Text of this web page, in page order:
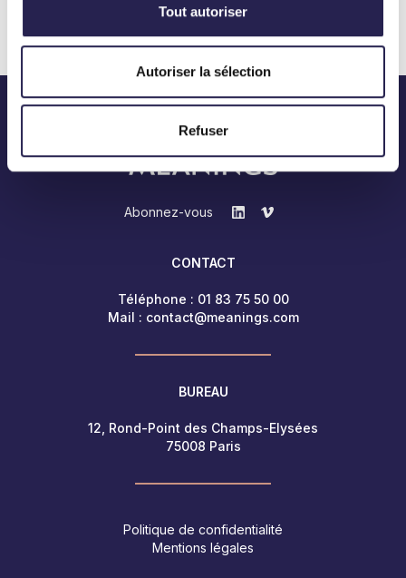
Tout autoriser
Autoriser la sélection
Refuser
Abonnez-vous
CONTACT
Téléphone : 01 83 75 50 00
Mail : contact@meanings.com
BUREAU
12, Rond-Point des Champs-Elysées
75008 Paris
Politique de confidentialité
Mentions légales